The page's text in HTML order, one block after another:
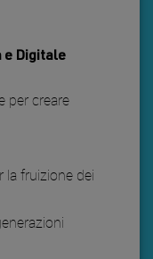
e Digitale
per creare
la fruizione dei